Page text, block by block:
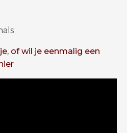
of wil je eenmalig een